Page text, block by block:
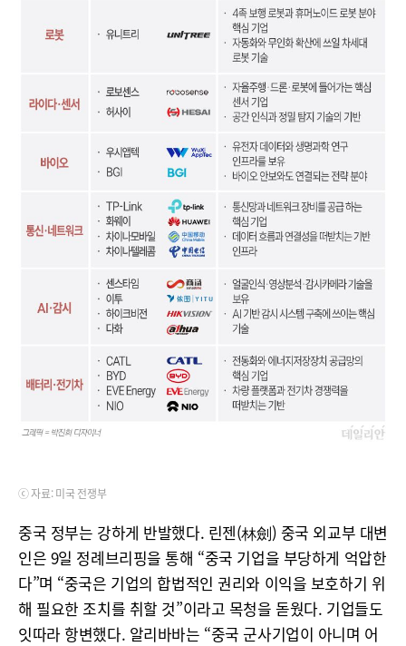
ⓒ 자료: 미국 전쟁부
중국 정부는 강하게 반발했다. 린젠(林劍) 중국 외교부 대변
인은 9일 정례브리핑을 통해 “중국 기업을 부당하게 억압한
다”며 “중국은 기업의 합법적인 권리와 이익을 보호하기 위
해 필요한 조치를 취할 것”이라고 목청을 돋웠다. 기업들도
잇따라 항변했다. 알리바바는 “중국 군사기업이 아니며 어